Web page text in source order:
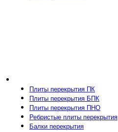
Плиты перекрытия ПК
Плиты перекрытия БПК
Плиты перекрытия ПНО
Ребристые плиты перекрытия
Балки перекрытия